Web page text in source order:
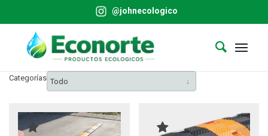
@johnecologico
Categorías Todo